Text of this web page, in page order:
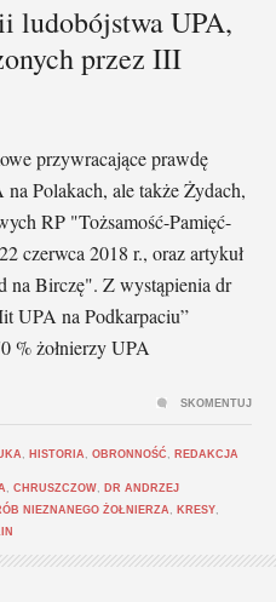
ludobójstwa UPA,
przez III
przywracające prawdę
Polakach, ale także Żydach,
RP "Tożsamość-Pamięć-
czerwca 2018 r., oraz artykuł
na Birczę". Z wystąpienia dr
UPA na Podkarpaciu”
% żołnierzy UPA
HISTORIA OBRONNOŚĆ REDAKCJA
CHRUSZCZOW
DR ANDRZEJ
NIEZNANEGO ŻOŁNIERZA KRESY
SKOMENTUJ